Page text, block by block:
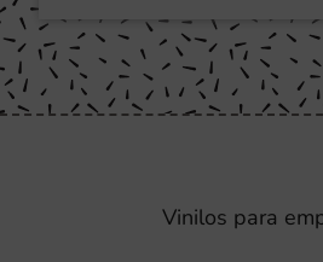
Vinilos para